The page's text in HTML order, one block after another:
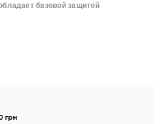
базовой защитой
грн